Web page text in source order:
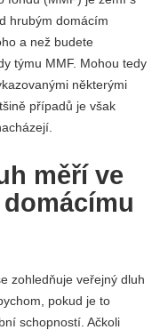
hrubým domácím
a než budete
týmu MMF. Mohou tedy
některými
případů je však
měří ve
zohledňuje veřejný dluh
pokud je to
schopností. Ačkoli